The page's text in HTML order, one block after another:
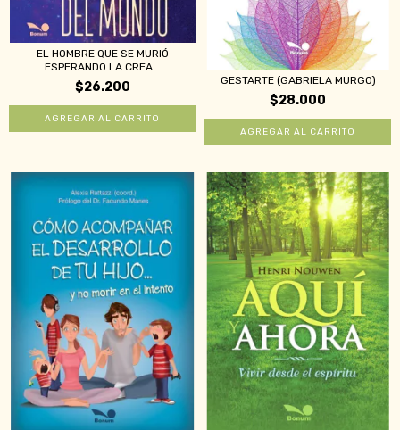
EL HOMBRE QUE SE MURIÓ
ESPERANDO LA CREA...
$26.200 GESTARTE (GABRIELA MURGO)
$28.000